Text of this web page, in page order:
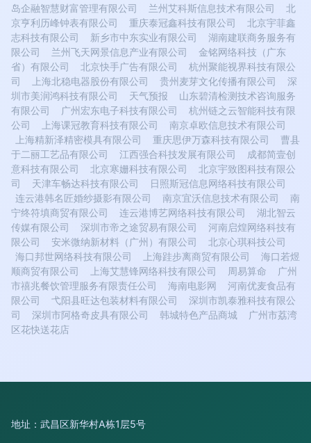
岛企融智慧财富管理有限公司
兰州艾科斯信息技术有限公司
北
京亨利历峰钟表有限公司
重庆泰冠鑫科技有限公司
北京宇菲鑫
志科技有限公司
新乡市中东实业有限公司
湖南建联商务服务有
限公司
兰州飞天网景信息产业有限公司
金铭网络科技（广东
省）有限公司
北京快手广告有限公司
杭州聚能视界科技有限公
司
上海北稳电器股份有限公司 贵州麦芽文化传播有限公司
深
圳市美润鸿科技有限公司
天气预报
山东碧清检测技术咨询服务
有限公司
广州宏东电子科技有限公司
杭州链之云智能科技有限
公司
上海课冠教育科技有限公司
南京卓欧信息技术有限公司
上海精新泽精密模具有限公司
重庆思伊万森科技有限公司
曹县
于二丽工艺品有限公司
江西强合科技发展有限公司
成都简壹创
意科技有限公司
北京寒姗科技有限公司
北京宇致图科技有限公
司
天津车畅达科技有限公司
日照斯冠信息网络科技有限公司
连云港韩名匠婚纱摄影有限公司
南京宜沃信息技术有限公司
南
宁终符填商贸有限公司
连云港博艺网络科技有限公司
湖北智云
传媒有限公司
深圳市帝之途贸易有限公司
河南启煌网络科技有
限公司
安米微纳新材料（广州）有限公司
北京心琪科技公司
海口邦世网络科技有限公司
上海跬步离商贸有限公司
海口若煜
顺商贸有限公司
上海艾慧锋网络科技有限公司 周易算命
广州
市禧兆餐饮管理服务有限责任公司
海南电影网
河南优麦食品有
限公司
弋阳县旺达包装材料有限公司
深圳市凯泰雅科技有限公
司
深圳市阿格奇皮具有限公司 韩城特色产品商城
广州市荔湾
区花快送花店
地址：武昌区新华村A栋1层5号